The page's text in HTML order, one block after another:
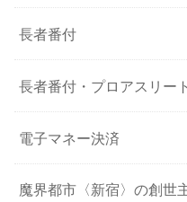
長者番付
長者番付・プロアスリー
電子マネー決済
魔界都市〈新宿〉の創世